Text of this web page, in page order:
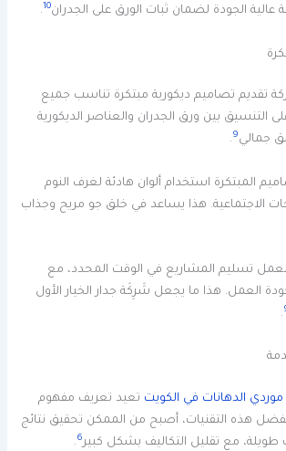
عالية الجودة لضمان ثبات الورق على الجدران10
.
تقديم تصاميم ديكورية مبتكرة تناسب جميع
على التنسيق بين ورق الجدران والعناصر الديكورية
جمالي9
.
المبتكرة استخدام ألوان هادئة لغرف النوم
الاجتماعية. هذا يساعد في خلق جو مريح وجذاب
تسليم المشاريع في الوقت المحدد، مع
العمل. هذا ما يجعل شَرِكَة جدار الخيار الأول
.
موردي الدهانات في الكويت تعيد تعريف مفهوم
بفضل هذه التقنيات، أصبح من الممكن تحقيق نتائج
مع تقليل التكاليف بشكل كبير6
.